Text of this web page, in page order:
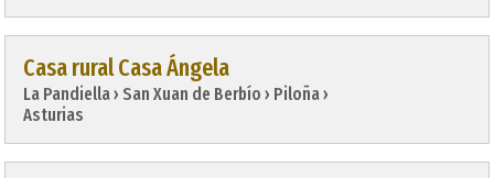
Casa rural Casa Ángela
La Pandiella › San Xuan de Berbío › Piloña ›
Asturias